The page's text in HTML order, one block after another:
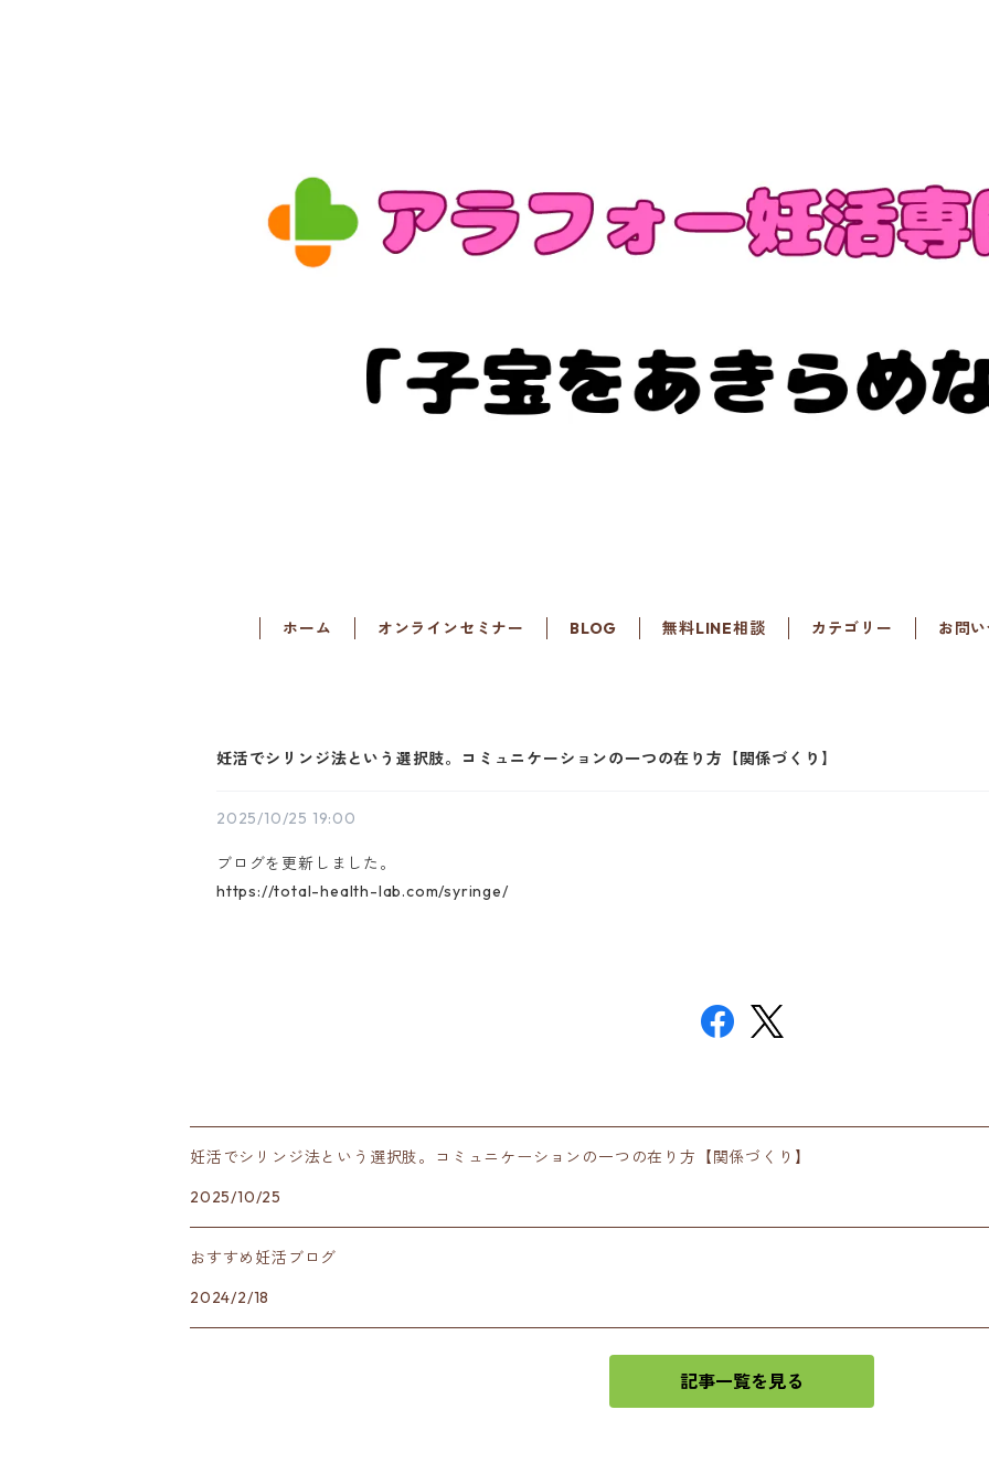
ホーム オンラインセミナー BLOG 無料LINE相談 カテゴリー お問
妊活でシリンジ法という選択肢。コミュニケーションの一つの在り方【関係づくり】
2025/10/25 19:00
ブログを更新しました。
https://total-health-lab.com/syringe/
妊活でシリンジ法という選択肢。コミュニケーションの一つの在り方【関係づくり】
2025/10/25
おすすめ妊活ブログ
2024/2/18
記事一覧を見る